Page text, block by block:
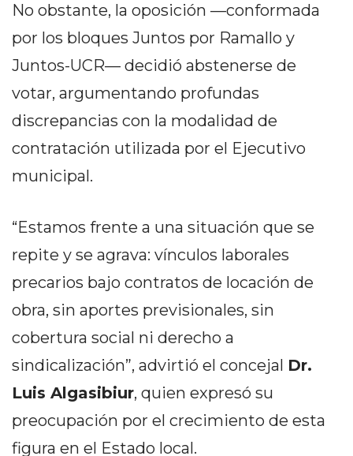
WHATSAPP: LA GUÍA
RESTAURANTES Y
DELIVERIES
CÓMO ORGANIZAR LOS
PEDIDOS DE DELIVERY
AYUDA
TÉRMINOS
CONDICIONES
POLÍTICAS
DE
No obstante, la oposición —conformada
por los bloques Juntos por Ramallo y
Juntos-UCR— decidió abstenerse de
votar, argumentando profundas
discrepancias con la modalidad de
contratación utilizada por el Ejecutivo
municipal.
“Estamos frente a una situación que se
repite y se agrava: vínculos laborales
precarios bajo contratos de locación de
obra, sin aportes previsionales, sin
cobertura social ni derecho a
sindicalización”, advirtió el concejal Dr.
Luis Algasibiur, quien expresó su
preocupación por el crecimiento de esta
figura en el Estado local.